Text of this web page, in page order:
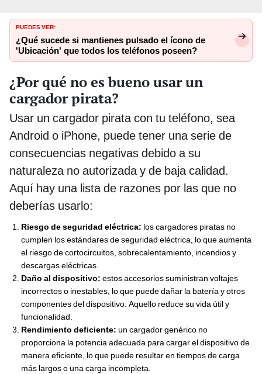
PUEDES VER:
¿Qué sucede si mantienes pulsado el ícono de
'Ubicación' que todos los teléfonos poseen?
¿Por qué no es bueno usar un
cargador pirata?
Usar un cargador pirata con tu teléfono, sea
Android o iPhone, puede tener una serie de
consecuencias negativas debido a su
naturaleza no autorizada y de baja calidad.
Aquí hay una lista de razones por las que no
deberías usarlo:
Riesgo de seguridad eléctrica: los cargadores piratas no
cumplen los estándares de seguridad eléctrica, lo que aumenta
el riesgo de cortocircuitos, sobrecalentamiento, incendios y
descargas eléctricas.
Daño al dispositivo: estos accesorios suministran voltajes
incorrectos o inestables, lo que puede dañar la batería y otros
componentes del dispositivo. Aquello reduce su vida útil y
funcionalidad.
Rendimiento deficiente: un cargador genérico no
proporciona la potencia adecuada para cargar el dispositivo de
manera eficiente, lo que puede resultar en tiempos de carga
más largos o una carga incompleta.